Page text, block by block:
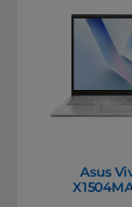
Asus